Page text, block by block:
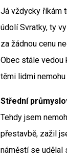
Já vždycky říkám
údolí Svratky, ty
za žádnou cenu
Obec stále vedou
těmi lidmi
Střední
Tehdy jsem
přestavbě, zažil
náměstí se udělal